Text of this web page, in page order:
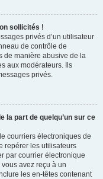
sollicités !
privés d’un utilisateur
de contrôle de
de manière abusive de la
aux modérateurs. Ils
privés.
la part de quelqu’un sur ce
courriers électroniques de
repérer les utilisateurs
par courrier électronique
avez reçu à un
les en-têtes contenant